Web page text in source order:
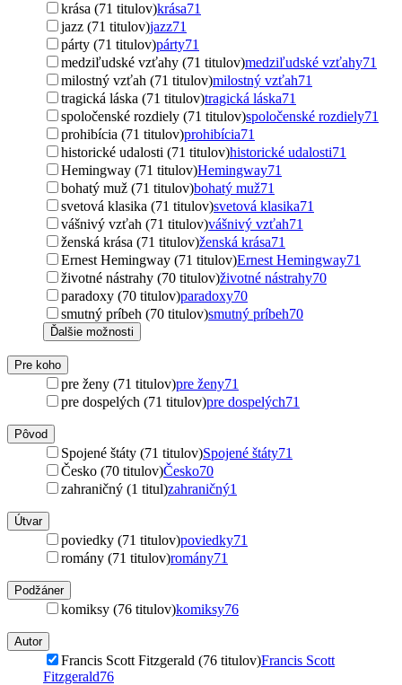
krása (71 titulov)krása71
jazz (71 titulov)jazz71
párty (71 titulov)párty71
medziľudské vzťahy (71 titulov)medziľudské vzťahy71
milostný vzťah (71 titulov)milostný vzťah71
tragická láska (71 titulov)tragická láska71
spoločenské rozdiely (71 titulov)spoločenské rozdiely71
prohibícia (71 titulov)prohibícia71
historické udalosti (71 titulov)historické udalosti71
Hemingway (71 titulov)Hemingway71
bohatý muž (71 titulov)bohatý muž71
svetová klasika (71 titulov)svetová klasika71
vášnivý vzťah (71 titulov)vášnivý vzťah71
ženská krása (71 titulov)ženská krása71
Ernest Hemingway (71 titulov)Ernest Hemingway71
životné nástrahy (70 titulov)životné nástrahy70
paradoxy (70 titulov)paradoxy70
smutný príbeh (70 titulov)smutný príbeh70
Ďalšie možnosti
Pre koho
pre ženy (71 titulov)pre ženy71
pre dospelých (71 titulov)pre dospelých71
Pôvod
Spojené štáty (71 titulov)Spojené štáty71
Česko (70 titulov)Česko70
zahraničný (1 titul)zahraničný1
Útvar
poviedky (71 titulov)poviedky71
romány (71 titulov)romány71
Podžáner
komiksy (76 titulov)komiksy76
Autor
Francis Scott Fitzgerald (76 titulov)Francis Scott
Fitzgerald76